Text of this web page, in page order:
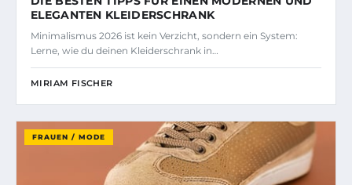
ELEGANTEN KLEIDERSCHRANK
Minimalismus 2026 ist kein Verzicht, sondern ein System:
Lerne, wie du deinen Kleiderschrank in…
MIRIAM FISCHER
FRAUEN / MODE